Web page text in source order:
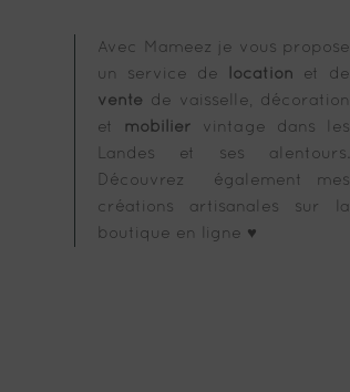
Avec Mameez je vous propose
un service de
location et de
vente de vaisselle, décoration
et mobilier vintage dans les
Landes et ses alentours.
Découvrez également mes
créations artisanales sur la
boutique en ligne ♥